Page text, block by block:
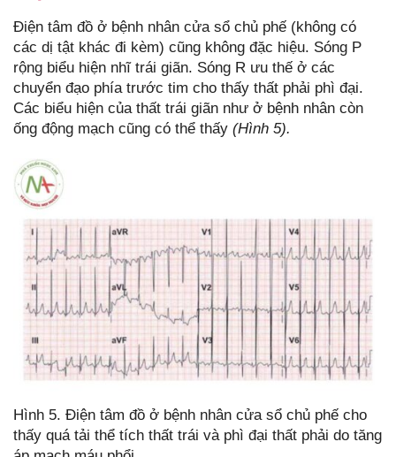
Điện tâm đồ ở bệnh nhân cửa sổ chủ phế (không có
các dị tật khác đi kèm) cũng không đặc hiệu. Sóng P
rộng biểu hiện nhĩ trái giãn. Sóng R ưu thế ở các
chuyển đạo phía trước tim cho thấy thất phải phì đại.
Các biểu hiện của thất trái giãn như ở bệnh nhân còn
ống động mạch cũng có thể thấy (Hình 5).
Hình 5. Điện tâm đồ ở bệnh nhân cửa sổ chủ phế cho
thấy quá tải thể tích thất trái và phì đại thất phải do tăng